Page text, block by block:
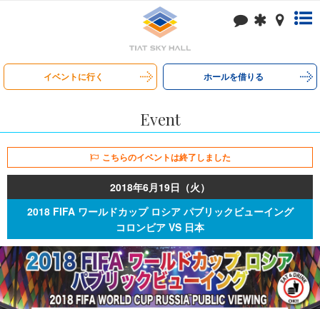
イベントに行く ホールを借りる
Event
2018年6月19日（火）
2018 FIFA ワールドカップ ロシア パブリックビューイング
コロンビア VS 日本